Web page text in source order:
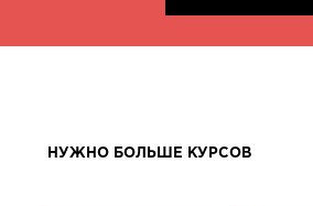
НУЖНО БОЛЬШЕ КУРСОВ